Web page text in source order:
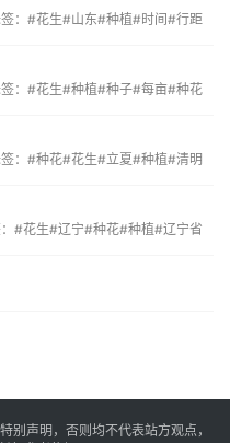
： #花生#山东#种植#时间#行距
： #花生#种植#种子#每亩#种花
： #种花#花生#立夏#种植#清明
#花生#辽宁#种花#种植#辽宁省
别声明，否则均不代表站方观点，